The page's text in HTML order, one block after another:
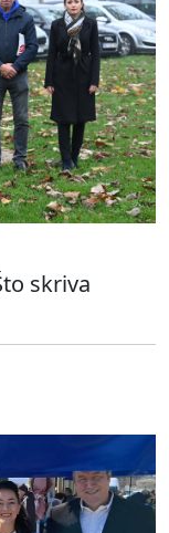
skriva